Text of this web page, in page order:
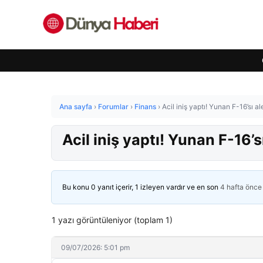
Ana sayfa › Forumlar › Finans › Acil iniş yaptı! Yunan F-16’sı
Acil iniş yaptı! Yunan F-
Bu konu 0 yanıt içerir, 1 izleyen vardır ve en son 4 hafta önce
1 yazı görüntüleniyor (toplam 1)
09/07/2026: 5:01 pm